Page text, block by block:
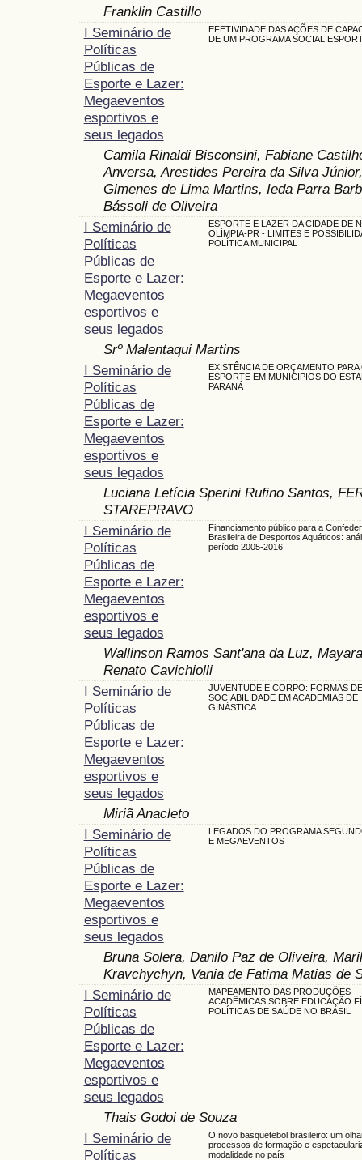
Franklin Castillo
I Seminário de
Políticas
Públicas de
Esporte e Lazer:
Megaeventos
esportivos e
seus legados
EFETIVIDADE DAS AÇÕES DE
DE UM PROGRAMA SOCIAL
Camila Rinaldi Bisconsini, Fabiane
Anversa, Arestides Pereira da Silva
Gimenes de Lima Martins, Ieda Parra
Bássoli de Oliveira
I Seminário de
Políticas
Públicas de
Esporte e Lazer:
Megaeventos
esportivos e
seus legados
ESPORTE E LAZER DA CIDADE DE
OLÍMPIA-PR - LIMITES E
POLÍTICA MUNICIPAL
Srº Malentaqui Martins
I Seminário de
Políticas
Públicas de
Esporte e Lazer:
Megaeventos
esportivos e
seus legados
EXISTÊNCIA DE ORÇAMENTO PARA
ESPORTE EM MUNICIPIOS DO
PARANÁ
Luciana Letícia Sperini Rufino Santos,
STAREPRAVO
I Seminário de
Políticas
Públicas de
Esporte e Lazer:
Megaeventos
esportivos e
seus legados
Financiamento público para a
Brasileira de Desportos Aquáticos:
período 2005-2016
Wallinson Ramos Sant'ana da Luz,
Renato Cavichiolli
I Seminário de
Políticas
Públicas de
Esporte e Lazer:
Megaeventos
esportivos e
seus legados
JUVENTUDE E CORPO: FORMAS DE
SOCIABILIDADE EM ACADEMIAS DE
GINÁSTICA
Miriã Anacleto
I Seminário de
Políticas
Públicas de
Esporte e Lazer:
Megaeventos
esportivos e
seus legados
LEGADOS DO PROGRAMA
E MEGAEVENTOS
Bruna Solera, Danilo Paz de Oliveira,
Kravchychyn, Vania de Fatima Matias de
I Seminário de
Políticas
Públicas de
Esporte e Lazer:
Megaeventos
esportivos e
seus legados
MAPEAMENTO DAS PRODUÇÕES
ACADÊMICAS SOBRE EDUCAÇÃO
POLÍTICAS DE SAÚDE NO BRASIL
Thais Godoi de Souza
I Seminário de
Políticas
O novo basquetebol brasileiro: um
processos de formação e
modalidade no país